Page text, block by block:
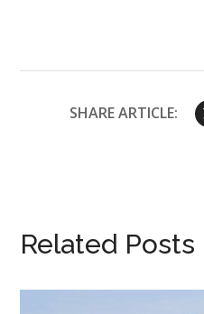
SHARE ARTICLE:
Related Posts